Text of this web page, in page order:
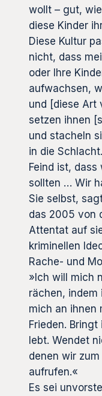
wollt – gut,
diese Kinder
Diese Kultur
nicht, dass
oder Ihre
aufwachsen,
und [diese Art
setzen ihnen
und stacheln
in die
Feind ist,
sollten … Wir
Sie selbst,
das 2005 von
Attentat auf
kriminellen
Rache- und
»Ich will mich
rächen, indem
mich an ihnen
Frieden.
lebt. Wendet
denen wir
aufrufen.«
Es sei